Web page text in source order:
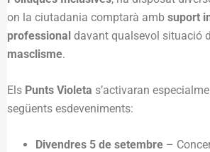
on la ciutadania comptarà amb suport
professional davant qualsevol situació
masclisme.
Els Punts Violeta s’activaran
següents esdeveniments:
Divendres 5 de setembre –